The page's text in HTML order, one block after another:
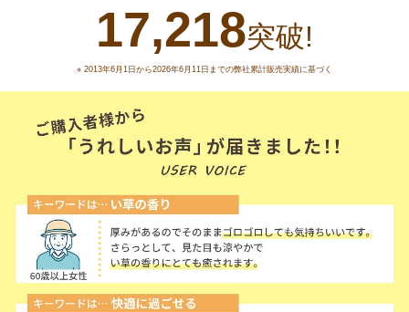
17,218突破!
※ 2013年6月1日から2026年6月11日までの弊社累計販売実績に基づく